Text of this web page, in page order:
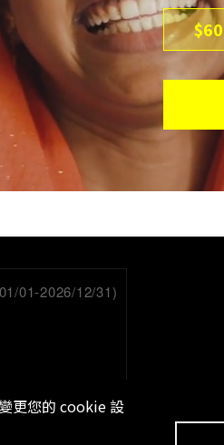
更您的 cookie 設
01-2026/12/31)